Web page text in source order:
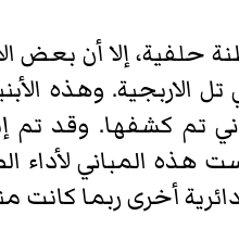
إلا أن بعض
تل الاربجية. وهذه
تم كشفها. وقد تم
هذه المباني لأداء
دائرية أخرى ربما كانت